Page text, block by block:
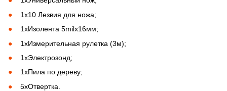
1х10 Лезвия для ножа;
1хИзолента 5milх16мм;
1хИзмерительная рулетка (3м);
1хЭлектрозонд;
1хПила по дереву;
5хОтвертка.